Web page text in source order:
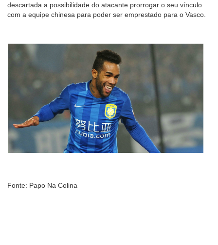
descartada a possibilidade do atacante prorrogar o seu vínculo
com a equipe chinesa para poder ser emprestado para o Vasco.
Fonte: Papo Na Colina